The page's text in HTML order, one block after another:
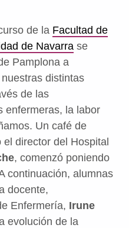
de la Facultad de
de Navarrase
Pamplona a
distintas
de las
enfermeras, la labor
Un café de
director del Hospital
, comenzó poniendo
continuación, alumnas
docente,
Enfermería, Irune
evolución de la